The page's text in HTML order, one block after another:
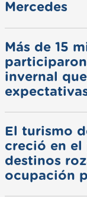
Mercedes
Más de 15
invernal
El turismo
creció en el
destinos
ocupación